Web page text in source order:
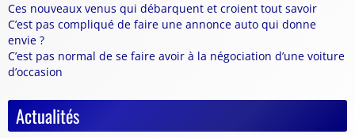
Ces nouveaux venus qui débarquent et croient tout savoir
C’est pas compliqué de faire une annonce auto qui donne
envie ?
C’est pas normal de se faire avoir à la négociation d’une voiture
d’occasion
Actualités